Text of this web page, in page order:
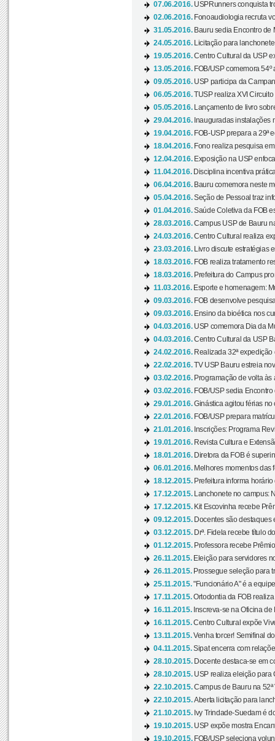
07.06.2016. USPRunners conquista
02.06.2016. Fonoaudiologia recruta
31.05.2016. Bauru sedia Encontro de
24.05.2016.
Licitação para
19.05.2016.Centro Cultural da USP
13.05.2016. FOB/USP comemora
09.05.2016. USP participa da
06.05.2016.TUSP realiza XVI Circuito
05.05.2016.
Lançamento de livro
29.04.2016. Inauguradas instalações
19.04.2016. FOB-USP prepara a 29ª
18.04.2016. Fono realiza pesquisa
12.04.2016. Exposição na USP
11.04.2016. Disciplina incentiva
06.04.2016. Bauru comemora neste
05.04.2016.Seção de Pessoal traz
01.04.2016.Saúde Coletiva da FOB
28.03.2016.Campus USP de Bauru
24.03.2016.Centro Cultural realiza
23.03.2016.
Livro discute estratégias
18.03.2016. FOB realiza tratamento
18.03.2016. Prefeitura do Campus
11.03.2016. Esporte e homenagem:
09.03.2016. FOB desenvolve
09.03.2016. Ensino da bioética nos
04.03.2016. USP comemora Dia da
04.03.2016.Centro Cultural da USP
24.02.2016. Realizada 32ª
22.02.2016.TV USP Bauru estreia
03.02.2016. Programação de volta às
03.02.2016. FOB/USP sedia
29.01.2016.Ginástica agitou férias no
22.01.2016. FOB/USP prepara
21.01.2016. Inscrições: Programa
19.01.2016. Revista Cultura e
18.01.2016. Diretora da FOB é
06.01.2016. Melhores momentos das
18.12.2015. Prefeitura informa
17.12.2015.
Lanchonete no campus:
17.12.2015. Kit Escovinha recebe
09.12.2015. Docentes são destaques
03.12.2015. Drª. Fidela recebe título
01.12.2015. Professora recebe
26.11.2015. Eleição para servidores
26.11.2015. Prossegue seleção para
25.11.2015."Funcionário A" é a
17.11.2015.Ortodontia da FOB
16.11.2015. Inscreva-se na Oficina
16.11.2015.Centro Cultural expõe
13.11.2015.Venha torcer! Semifinal
04.11.2015.Sipat encerra com
28.10.2015. Docente destaca-se em
28.10.2015. USP realiza eleição para
22.10.2015.Campus de Bauru na
22.10.2015.Aberta licitação para
21.10.2015. Ivy Trindade-Suedam é
19.10.2015. USP expõe mostra
19.10.2015. FOB/USP seleciona